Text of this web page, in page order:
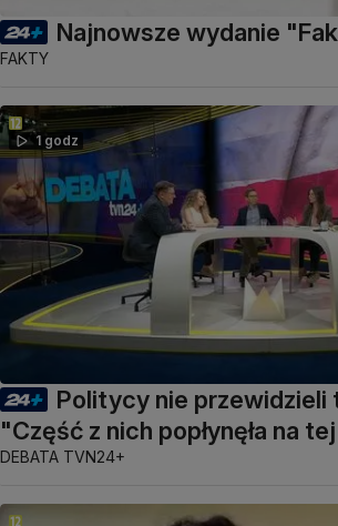
Najnowsze wydanie
FAKTY
1 godz
Politycy nie przewidzieli
"Część z nich popłynęła na
DEBATA TVN24+